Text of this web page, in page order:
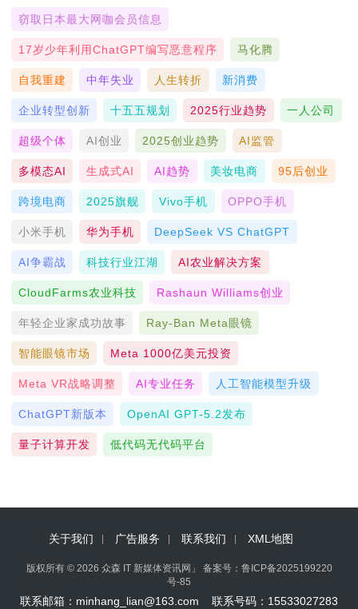
窃取日本最大网咖会员信息
17岁少年利用ChatGPT编写恶意程序 马化腾
自我重建 中年失业 人生转折 新消费
企业转型创新 十五五规划 2025行业趋势 一人公司
超级个体 AI创业 2025创业趋势 AI监管
多模态AI 生成式AI AI趋势 美妆电商 95后创业
跨境电商 2025旗舰 Vivo手机 OPPO手机
小米手机 华为手机 DeepSeek VS ChatGPT
AI争霸战 科技行业江湖 AI农业解决方案
CloudFarms农业科技 Rashaun Williams创业
年轻企业家成功故事 Ray-Ban Meta眼镜
智能眼镜市场 Meta 1000亿美元投资
Meta VR战略调整 AI专业任务 人工智能模型升级
ChatGPT新版本 OpenAI GPT-5.2发布
量子计算开发 低代码无代码平台
关于我们 广告服务 联系我们 XML地图
版权所有 © 2026 众森 IT 新媒体资讯网」 备案号： 鲁ICP备2025199220
号-85
联系邮箱：minhang_lian@163.com 联系号码：15533027283